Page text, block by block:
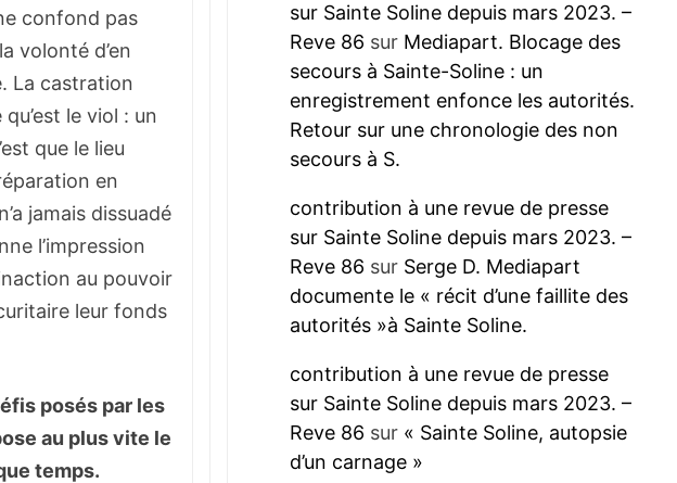
confond pas
volonté d’en
La castration
le viol : un
que le lieu
en
jamais dissuadé
l’impression
au pouvoir
leur fonds
posés par les
au plus vite le
temps.
sur Sainte Soline depuis mars 2023. –
Reve 86 sur Mediapart. Blocage des
secours à Sainte-Soline : un
enregistrement enfonce les autorités.
Retour sur une chronologie des non
secours à S.
contribution à une revue de presse
sur Sainte Soline depuis mars 2023. –
Reve 86 sur Serge D. Mediapart
documente le « récit d’une faillite des
autorités »à Sainte Soline.
contribution à une revue de presse
sur Sainte Soline depuis mars 2023. –
Reve 86 sur « Sainte Soline, autopsie
d’un carnage »